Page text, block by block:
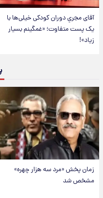
آقای مجریِ دوران کودکی خیلی‌ها با
یک پست متفاوت؛ «غمگینم بسیار
زیاد»!
زمان پخش «مرد سه هزار چهره»
مشخص شد